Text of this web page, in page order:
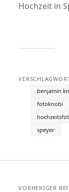
Hochzeit in
benjamin
fotoknobi
speyer
VORHERIGER